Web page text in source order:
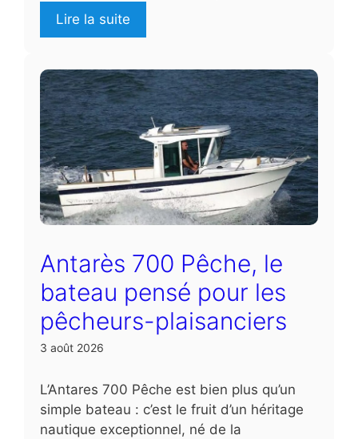
Lire la suite
Antarès 700 Pêche, le
bateau pensé pour les
pêcheurs-plaisanciers
3 août 2026
L’Antares 700 Pêche est bien plus qu’un
simple bateau : c’est le fruit d’un héritage
nautique exceptionnel, né de la